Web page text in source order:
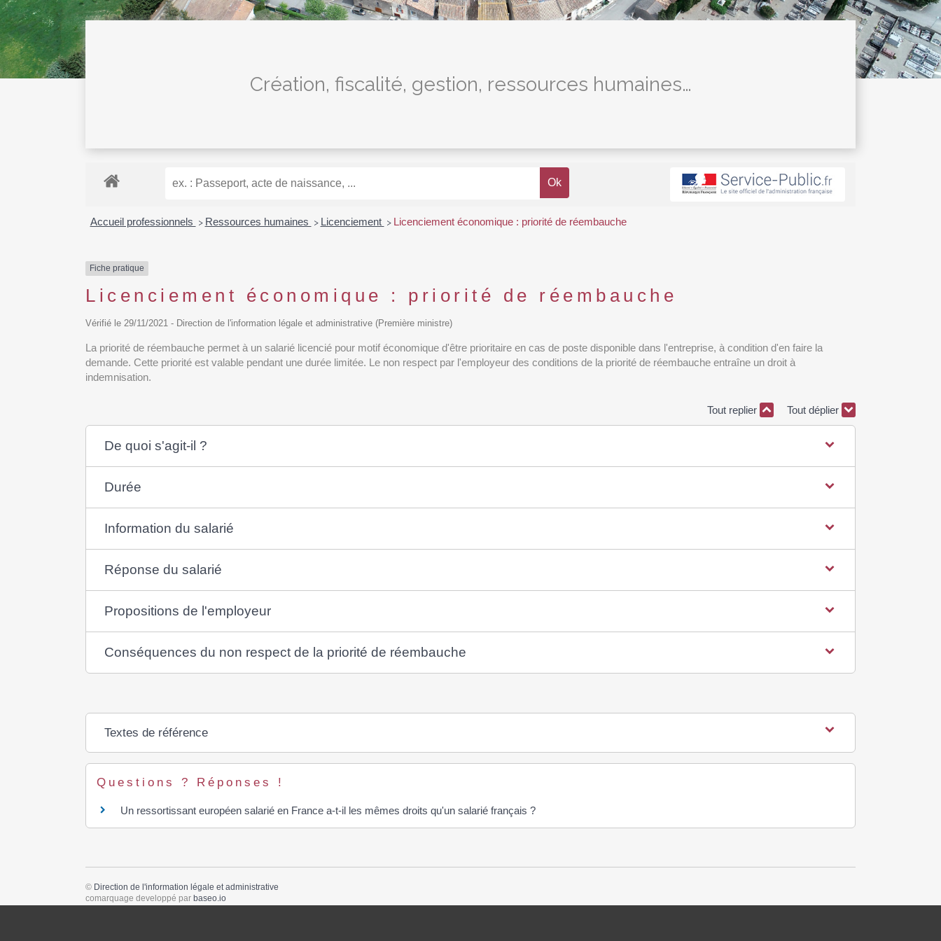
Création, fiscalité, gestion, ressources humaines…
Accueil professionnels > Ressources humaines > Licenciement > Licenciement économique : priorité de réembauche
Fiche pratique
Licenciement économique : priorité de réembauche
Vérifié le 29/11/2021 - Direction de l'information légale et administrative (Première ministre)
La priorité de réembauche permet à un salarié licencié pour motif économique d'être prioritaire en cas de poste disponible dans l'entreprise, à condition d'en faire la
demande. Cette priorité est valable pendant une durée limitée. Le non respect par l'employeur des conditions de la priorité de réembauche entraîne un droit à
indemnisation.
Tout replier Tout déplier
De quoi s'agit-il ?
Durée
Information du salarié
Réponse du salarié
Propositions de l'employeur
Conséquences du non respect de la priorité de réembauche
Textes de référence
Questions ? Réponses !
Un ressortissant européen salarié en France a-t-il les mêmes droits qu'un salarié français ?
© Direction de l'information légale et administrative
comarquage developpé par baseo.io